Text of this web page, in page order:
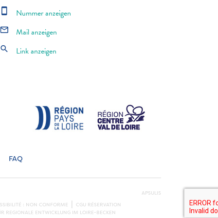
smartphone Nummer anzeigen
mail_outline Mail anzeigen
search Link anzeigen
FAQ
APSULIS
: NON CONFORME
CGU RÉSERVATION
REGIONALE ENTWICKLUNG IM LOIRE-BECKEN